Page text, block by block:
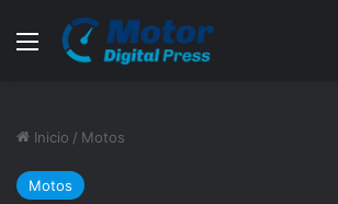
Menú
Inicio / Motos
Motos